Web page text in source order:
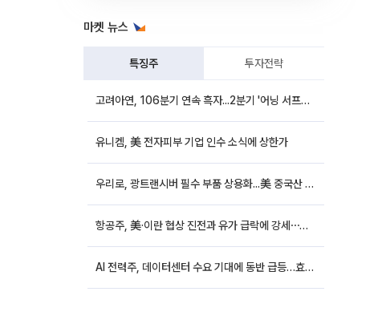
마켓 뉴스
특징주 투자전략
고려아연, 106분기 연속 흑자...2분기 '어닝 서프라이즈'에 장 초반 12%대 강세
유니켐, 美 전자피부 기업 인수 소식에 상한가
우리로, 광트랜시버 필수 부품 상용화...美 중국산 퇴출 추진에 상승세
항공주, 美·이란 협상 진전과 유가 급락에 강세⋯한진칼 8%↑
AI 전력주, 데이터센터 수요 기대에 동반 급등…효성중공업 10%↑